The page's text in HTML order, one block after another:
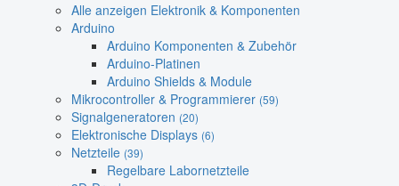
Alle anzeigen Elektronik & Komponenten
Arduino
Arduino Komponenten & Zubehör
Arduino-Platinen
Arduino Shields & Module
Mikrocontroller & Programmierer (59)
Signalgeneratoren (20)
Elektronische Displays (6)
Netzteile (39)
Regelbare Labornetzteile